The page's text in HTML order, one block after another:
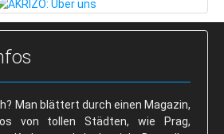
Dar
Man blättert durch einen Magazin,
von tollen Städten, wie Prag,